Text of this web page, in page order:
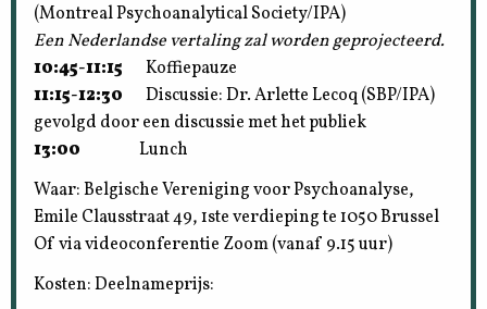
(Montreal Psychoanalytical Society/IPA)
Een Nederlandse vertaling zal worden geprojecteerd.
10:45-11:15 Koffiepauze
11:15-12:30
Discussie: Dr. Arlette Lecoq (SBP/IPA)
gevolgd door een discussie met het publiek
13:00 Lunch
Waar: Belgische Vereniging voor Psychoanalyse,
Emile Clausstraat 49, 1ste verdieping te 1050 Brussel
Of via videoconferentie Zoom (vanaf 9.15 uur)
Kosten: Deelnameprijs: